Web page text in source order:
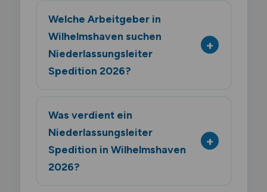
Welche Arbeitgeber in
Wilhelmshaven suchen
Niederlassungsleiter
Spedition 2026?
Was verdient ein
Niederlassungsleiter
Spedition in Wilhelmshaven
2026?